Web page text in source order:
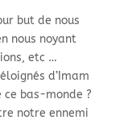
but de nous
nous noyant
etc …
d’Imam
ce bas-monde ?
notre ennemi